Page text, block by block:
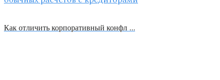
Как отличить корпоративный конфл …